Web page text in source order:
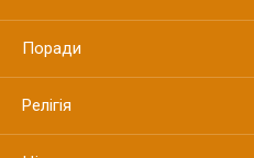
Поради
Релігія